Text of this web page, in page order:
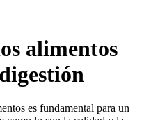
alimentos
es fundamental para un